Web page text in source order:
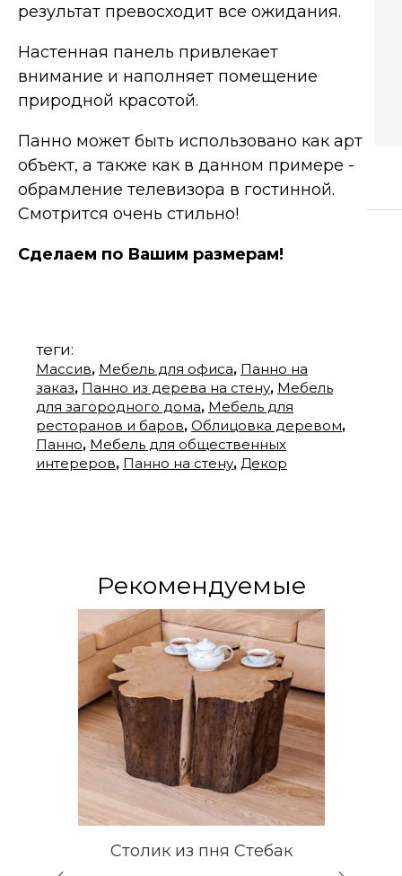
результат превосходит все ожидания.
Настенная панель привлекает
внимание и наполняет помещение
природной красотой.
Панно может быть использовано как арт
объект, а также как в данном примере -
обрамление телевизора в гостинной.
Смотрится очень стильно!
Сделаем по Вашим размерам!
теги:
Массив, Мебель для офиса, Панно на
заказ, Панно из дерева на стену, Мебель
для загородного дома, Мебель для
ресторанов и баров, Облицовка деревом,
Панно, Мебель для общественных
интереров, Панно на стену, Декор
Рекомендуемые
Столик из пня Стебак